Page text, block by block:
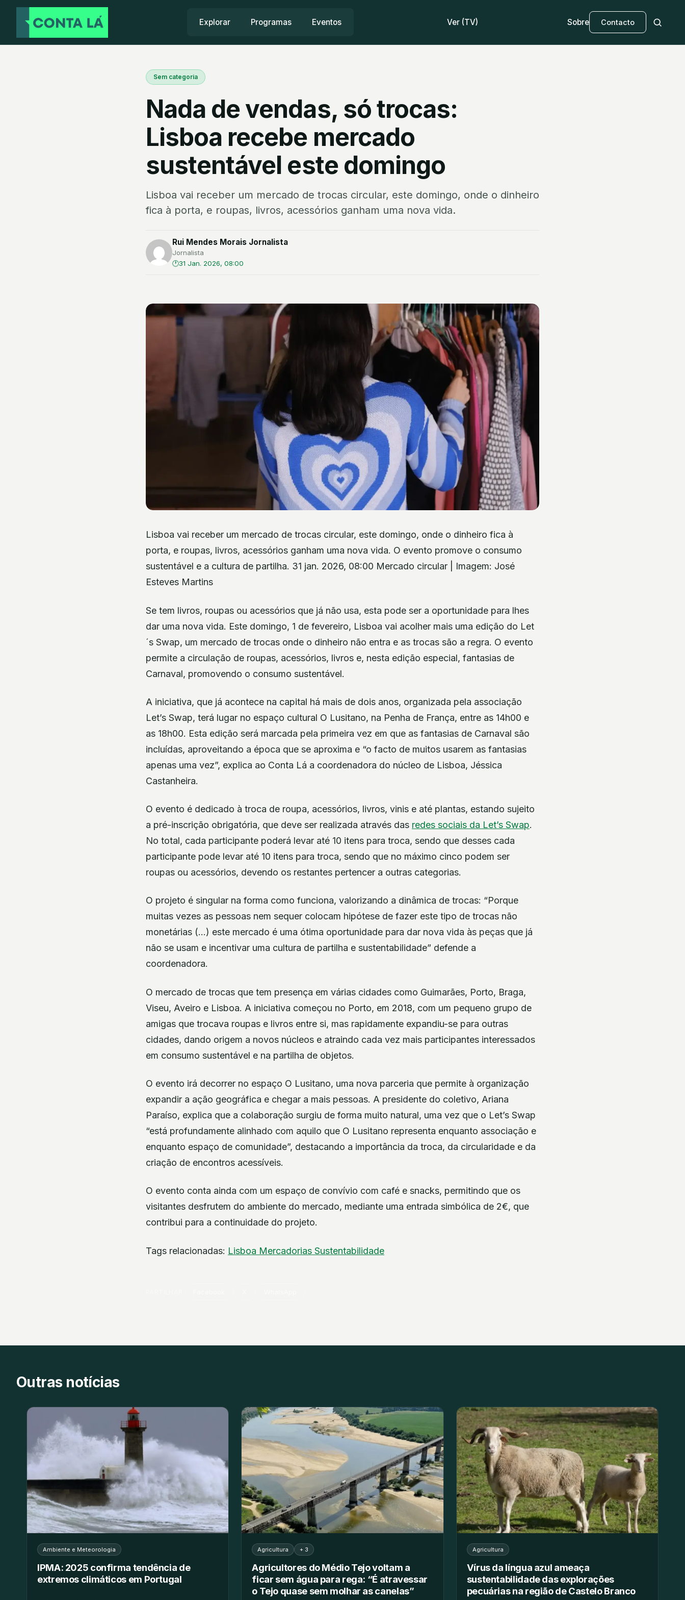
Explorar Programas Eventos Ver (TV) Sobre Contacto
Sem categoria
Nada de vendas, só trocas:
Lisboa recebe mercado
sustentável este domingo
Lisboa vai receber um mercado de trocas circular, este domingo, onde o dinheiro
fica à porta, e roupas, livros, acessórios ganham uma nova vida.
Rui Mendes Morais Jornalista
Jornalista
31 Jan. 2026, 08:00
Lisboa vai receber um mercado de trocas circular, este domingo, onde o dinheiro fica à
porta, e roupas, livros, acessórios ganham uma nova vida. O evento promove o consumo
sustentável e a cultura de partilha. 31 jan. 2026, 08:00 Mercado circular | Imagem: José
Esteves Martins
Se tem livros, roupas ou acessórios que já não usa, esta pode ser a oportunidade para lhes
dar uma nova vida. Este domingo, 1 de fevereiro, Lisboa vai acolher mais uma edição do Let
´s Swap, um mercado de trocas onde o dinheiro não entra e as trocas são a regra. O evento
permite a circulação de roupas, acessórios, livros e, nesta edição especial, fantasias de
Carnaval, promovendo o consumo sustentável.
A iniciativa, que já acontece na capital há mais de dois anos, organizada pela associação
Let’s Swap, terá lugar no espaço cultural O Lusitano, na Penha de França, entre as 14h00 e
as 18h00. Esta edição será marcada pela primeira vez em que as fantasias de Carnaval são
incluídas, aproveitando a época que se aproxima e “o facto de muitos usarem as fantasias
apenas uma vez”, explica ao Conta Lá a coordenadora do núcleo de Lisboa, Jéssica
Castanheira.
O evento é dedicado à troca de roupa, acessórios, livros, vinis e até plantas, estando sujeito
a pré-inscrição obrigatória, que deve ser realizada através das redes sociais da Let’s Swap.
No total, cada participante poderá levar até 10 itens para troca, sendo que desses cada
participante pode levar até 10 itens para troca, sendo que no máximo cinco podem ser
roupas ou acessórios, devendo os restantes pertencer a outras categorias.
O projeto é singular na forma como funciona, valorizando a dinâmica de trocas: “Porque
muitas vezes as pessoas nem sequer colocam hipótese de fazer este tipo de trocas não
monetárias (…) este mercado é uma ótima oportunidade para dar nova vida às peças que já
não se usam e incentivar uma cultura de partilha e sustentabilidade” defende a
coordenadora.
O mercado de trocas que tem presença em várias cidades como Guimarães, Porto, Braga,
Viseu, Aveiro e Lisboa. A iniciativa começou no Porto, em 2018, com um pequeno grupo de
amigas que trocava roupas e livros entre si, mas rapidamente expandiu-se para outras
cidades, dando origem a novos núcleos e atraindo cada vez mais participantes interessados
em consumo sustentável e na partilha de objetos.
O evento irá decorrer no espaço O Lusitano, uma nova parceria que permite à organização
expandir a ação geográfica e chegar a mais pessoas. A presidente do coletivo, Ariana
Paraíso, explica que a colaboração surgiu de forma muito natural, uma vez que o Let’s Swap
“está profundamente alinhado com aquilo que O Lusitano representa enquanto associação e
enquanto espaço de comunidade”, destacando a importância da troca, da circularidade e da
criação de encontros acessíveis.
O evento conta ainda com um espaço de convívio com café e snacks, permitindo que os
visitantes desfrutem do ambiente do mercado, mediante uma entrada simbólica de 2€, que
contribui para a continuidade do projeto.
Tags relacionadas: Lisboa Mercadorias Sustentabilidade
Outras notícias
Ambiente e Meteorologia
IPMA: 2025 confirma tendência de
extremos climáticos em Portugal
Agricultura + 3
Agricultores do Médio Tejo voltam a
ficar sem água para rega: “É atravessar
o Tejo quase sem molhar as canelas”
Agricultura
Vírus da língua azul ameaça
sustentabilidade das explorações
pecuárias na região de Castelo Branco